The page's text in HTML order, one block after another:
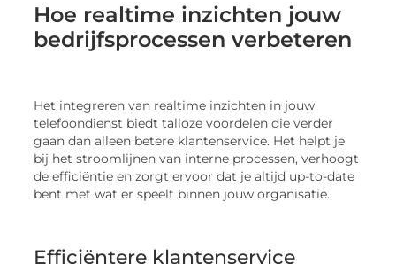
Hoe realtime inzichten jouw
bedrijfsprocessen verbeteren
Het integreren van realtime inzichten in jouw
telefoondienst biedt talloze voordelen die verder
gaan dan alleen betere klantenservice. Het helpt je
bij het stroomlijnen van interne processen, verhoogt
de efficiëntie en zorgt ervoor dat je altijd up-to-date
bent met wat er speelt binnen jouw organisatie.
Efficiëntere klantenservice